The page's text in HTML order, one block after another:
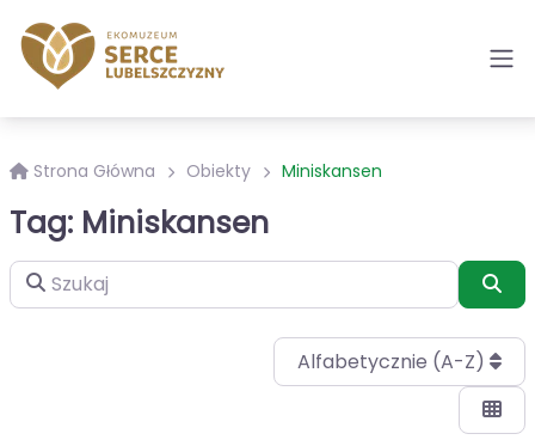
Strona Główna Obiekty Miniskansen
Tag: Miniskansen
Szukaj
Alfabetycznie (A-Z)